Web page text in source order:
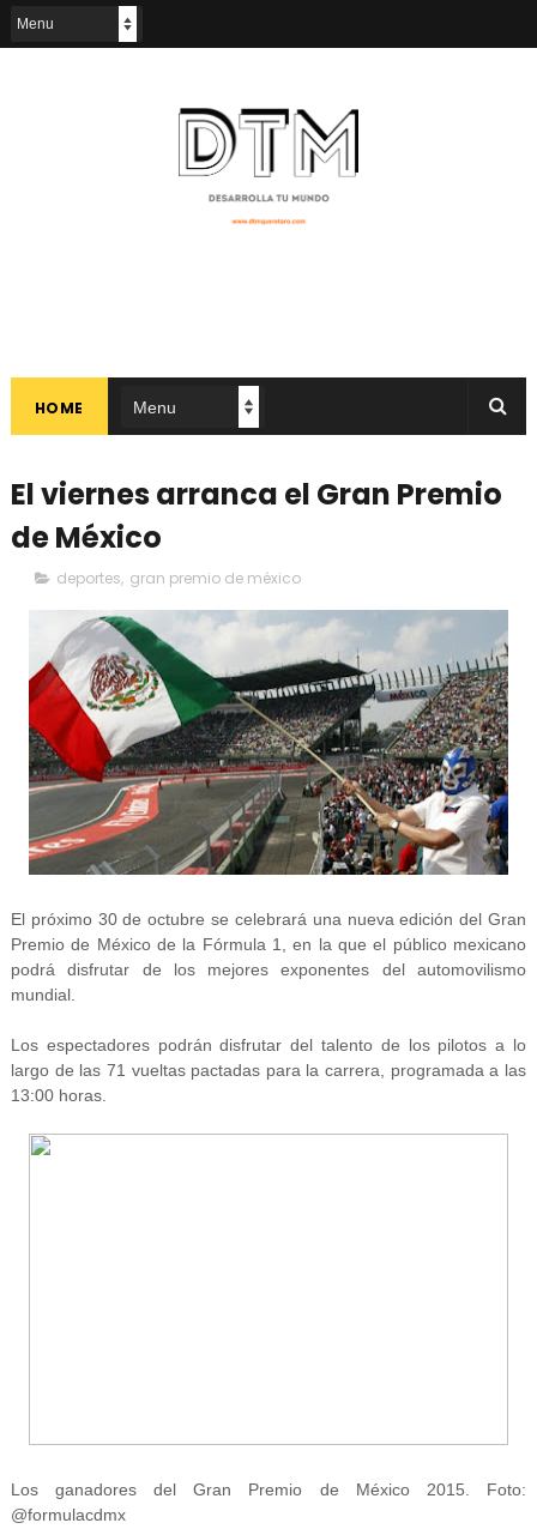
HOME
El viernes arranca el Gran Premio
de México
deportes, gran premio de méxico
El próximo 30 de octubre se celebrará una nueva edición del Gran
Premio de México de la Fórmula 1, en la que el público mexicano
podrá disfrutar de los mejores exponentes del automovilismo
mundial.
Los espectadores podrán disfrutar del talento de los pilotos a lo
largo de las 71 vueltas pactadas para la carrera, programada a las
13:00 horas.
Los ganadores del Gran Premio de México 2015. Foto:
@formulacdmx